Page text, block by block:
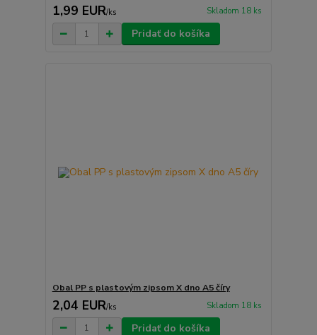
1,99 EUR/ks Skladom 18 ks
Pridať do košíka
Obal PP s plastovým zipsom X dno A5 číry
2,04 EUR/ks Skladom 18 ks
Pridať do košíka